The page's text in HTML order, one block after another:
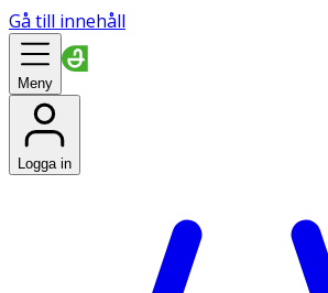
Gå till innehåll
Meny
Logga in